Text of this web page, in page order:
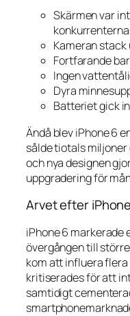
Skärmen var
Kameran stack
Fortfarande
Ingen
Dyra
Batteriet gick
Ändå blev iPhone 6
sålde tiotals
och nya designen
uppgradering för
Arvet efter
iPhone 6 markerade
övergången till
kom att influera
kritiserades för att
samtidigt